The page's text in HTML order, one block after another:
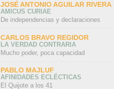
JOSÉ ANTONIO AGUILAR RIVERA
AMICUS CURIAE
De independencias y declaraciones
CARLOS BRAVO REGIDOR
LA VERDAD CONTRARIA
Mucho poder, poca capacidad
PABLO MAJLUF
AFINIDADES ECLÉCTICAS
El Quijote a los 41